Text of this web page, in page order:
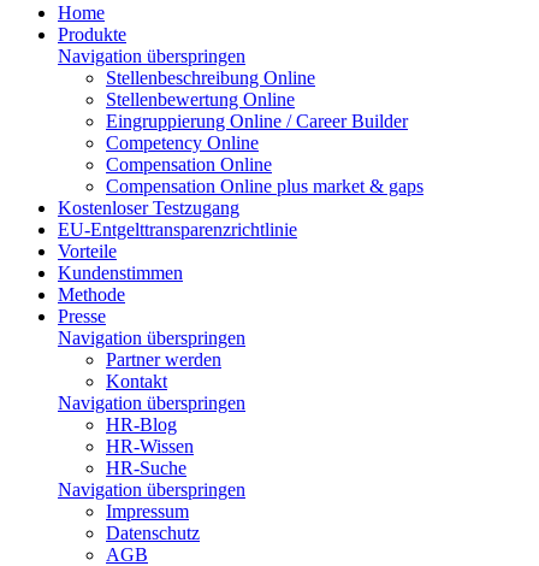
Home
Produkte
Navigation überspringen
Stellen­beschreibung Online
Stellen­bewertung Online
Ein­grup­pierung Online / Career Builder
Compe­tency Online
Compen­sation Online
Compensation Online plus market & gaps
Kostenloser Testzugang
EU-Entgelttransparenzrichtlinie
Vorteile
Kundenstimmen
Methode
Presse
Navigation überspringen
Partner werden
Kontakt
Navigation überspringen
HR-Blog
HR-Wissen
HR-Suche
Navigation überspringen
Impressum
Datenschutz
AGB